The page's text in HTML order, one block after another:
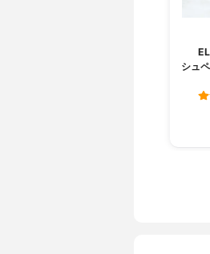
シュ